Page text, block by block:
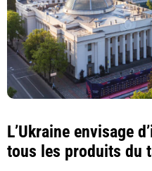
L’Ukraine envisage
tous les produits du